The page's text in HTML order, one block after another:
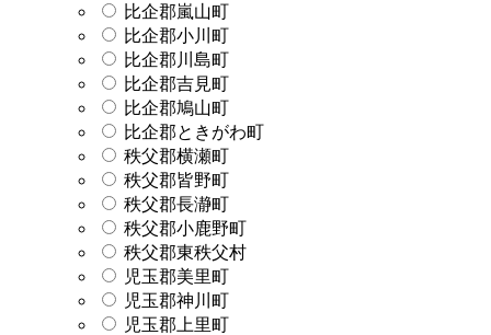
比企郡嵐山町
比企郡小川町
比企郡川島町
比企郡吉見町
比企郡鳩山町
比企郡ときがわ町
秩父郡横瀬町
秩父郡皆野町
秩父郡長瀞町
秩父郡小鹿野町
秩父郡東秩父村
児玉郡美里町
児玉郡神川町
児玉郡上里町